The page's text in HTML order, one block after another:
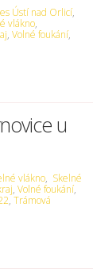
Ústí nad Orlicí,
vlákno,
,Volné foukání,
u
vlákno, Skelné
,Volné foukání,
,Trámová